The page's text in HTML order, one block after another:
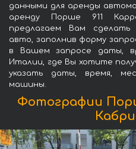
данными для аренды
аренду Порше 911
предлагаем Вам сделать
авто, заполнив форму
в Вашем запросе даты,
Италии, где Вы хотите
указать даты, время,
машины.
Фотографии